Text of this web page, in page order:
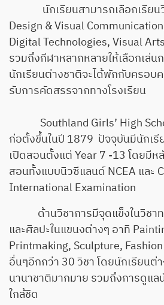
นักเรียนสามารถเลือกเรียนวิ
Design & Visual
Digital Technologies, Visual
รวมถึงกีฬาหลากหลายให้เลือกเล่น
นักเรียนต่างชาติจะได้พักกับครอบ
รับการคัดสรรจากทางโรงเรียน
Southland Girls’ High
ก่อตั้งขึ้นในปี 1879 ปัจจุบันมีนักเ
เปิดสอนตั้งแต่ Year 7 -13 โดยมีห
สอนทั้งแบบนิวซีแลนด์ NCEA และ
International Examination
ด้านวิชาการมีจุดแข็งในวิชาท
และศิลปะในแขนงต่างๆ อาทิ
Printmaking, Sculpture,
อื่นๆอีกกว่า 30 วิชา โดยนักเรียนต่
นานาชาติมากมาย รวมถึงการดูแล
ใกล้ชิด